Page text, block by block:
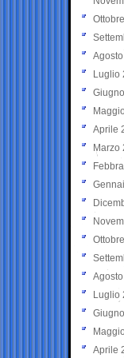
Luglio
Aprile
Marzo
Luglio
Aprile